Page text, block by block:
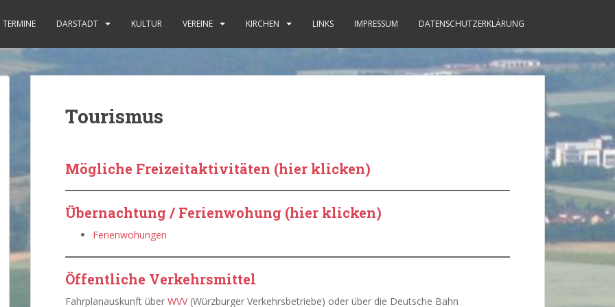
TERMINE DARSTADT KULTUR VEREINE KIRCHEN LINKS IMPRESSUM DATENSCHUTZERKLÄRUNG
Tourismus
Mögliche Freizeitaktivitäten (hier klicken)
Übernachtung / Ferienwohung (hier klicken)
Ferienwohungen
Öffentliche Verkehrsmittel
Fahrplanauskunft über WVV(Würzburger Verkehrsbetriebe) oder über die Deutsche Bahn